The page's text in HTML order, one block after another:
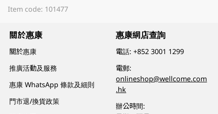
Item code: 101477
關於惠康
關於惠康
推廣活動及服務
惠康 WhatsApp 條款及細則
門市退/換貨政策
惠康網店查詢
電話:+852 3001 1299
電郵:
onlineshop@wellcome.com
.hk
辦公時間: